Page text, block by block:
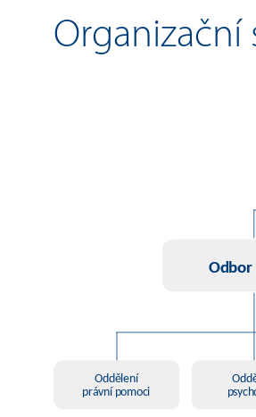
Organizační